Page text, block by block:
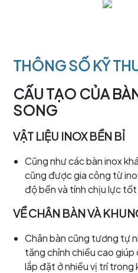
THÔNG SỐ KỸ
CẤU TẠO CỦA
SONG
VẬT LIỆU INOX BỀN BỈ
Cũng như các bàn inox
cũng được gia công từ
độ bền và tính chịu lực tốt
VỀ CHÂN BÀN VÀ
Chân bàn cũng tương tự
tăng chỉnh chiều cao
lắp đặt ở nhiều vị trí trong